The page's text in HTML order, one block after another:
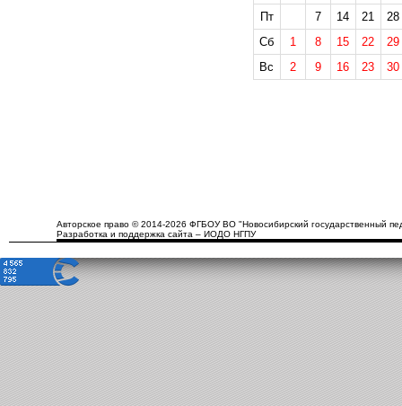
Пт
7 14 21
28
Сб
1 8 15 22
29
Вс
2 9 16 23 30
Авторское право © 2014-2026 ФГБОУ ВО "Новосибирский государственный
Разработка и поддержка сайта – ИОДО НГПУ